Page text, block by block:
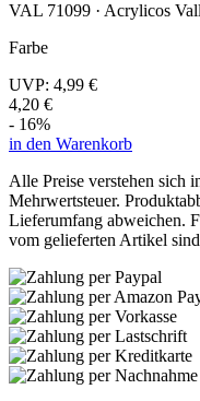
VAL 71099 · Acrylicos
Farbe
UVP: 4,99 €
4,20 €
- 16%
in den Warenkorb
Alle Preise verstehen sich
Mehrwertsteuer.
Lieferumfang abweichen.
vom gelieferten Artikel